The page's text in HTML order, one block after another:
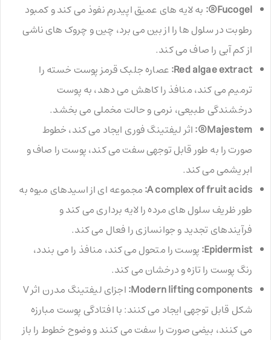
Fucogel®:
به لایه های عمیق اپیدرم نفوذ می کند و کمبود
رطوبت در سلول ها را از بین می برد، چین و چروک های ناشی
از کم آبی را صاف می کند.
Red algae extract: عصاره جلبک قرمز پوست خسته را
ترمیم می کند، منافذ را کاهش می دهد، به پوست
درخشندگی طبیعی، نرمی و حالت مخملی می بخشد.
Majestem®:
اثر لیفتینگ فوری ایجاد می کند، خطوط
صورت را به طور قابل توجهی سفت می کند، پوست را صاف و
ابریشمی می کند.
A complex of fruit acids: مجموعه ای از اسیدهای میوه به
طور ظریف سلول های مرده را لایه برداری می کند و
فرآیندهای تجدید و جوانسازی را فعال می کند.
Epidermist: پوست را متحول می کند، منافذ را می بندد،
رنگ پوست را تازه و درخشان می کند.
Modern lifting components:
اجزای لیفتینگ مدرن اثر V
شکل قابل توجهی ایجاد می کنند: با افتادگی پوست مبارزه
می کنند، بیضی صورت را سفت می کنند و وضوح خطوط را باز